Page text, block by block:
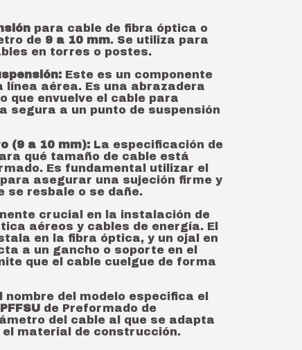
para cable de fibra óptica o
de 9 a 10 mm. Se utiliza para
en torres o postes.
Este es un componente
aérea. Es una abrazadera
que envuelve el cable para
segura a un punto de suspensión
(9 a 10 mm): La especificación de
qué tamaño de cable está
Es fundamental utilizar el
asegurar una sujeción firme y
se resbale o se dañe.
crucial en la instalación de
aéreos y cables de energía. El
en la fibra óptica, y un ojal en
a un gancho o soporte en el
que el cable cuelgue de forma
nombre del modelo especifica el
PFFSU de Preformado de
del cable al que se adapta
el material de construcción.